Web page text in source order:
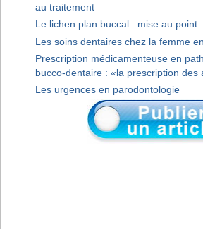
au traitement
Le lichen plan buccal : mise au point
Les soins dentaires chez la femme
Prescription médicamenteuse en
bucco-dentaire : «la prescription des
Les urgences en parodontologie